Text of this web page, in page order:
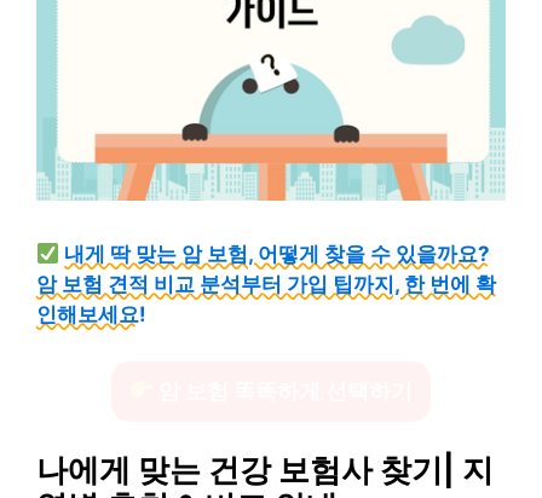
내게 딱 맞는 암 보험, 어떻게 찾을 수 있을까요?
암 보험 견적 비교 분석부터 가입 팁까지, 한 번에 확
인해보세요!
나에게 맞는 건강 보험사 찾기| 지